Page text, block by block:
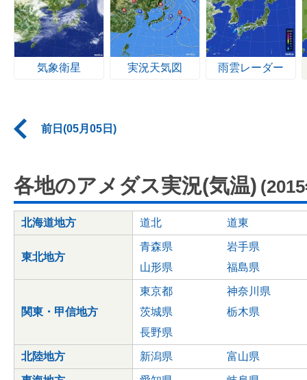
気象衛星 実況天気図 雨雲レーダー
前日(05月05日)
各地のアメダス実況(気温)
北海道地方 道北 道東
東北地方
青森県
岩手県
山形県
福島県
関東・甲信地方
東京都
神奈川県
茨城県
栃木県
長野県
北陸地方 新潟県 富山県